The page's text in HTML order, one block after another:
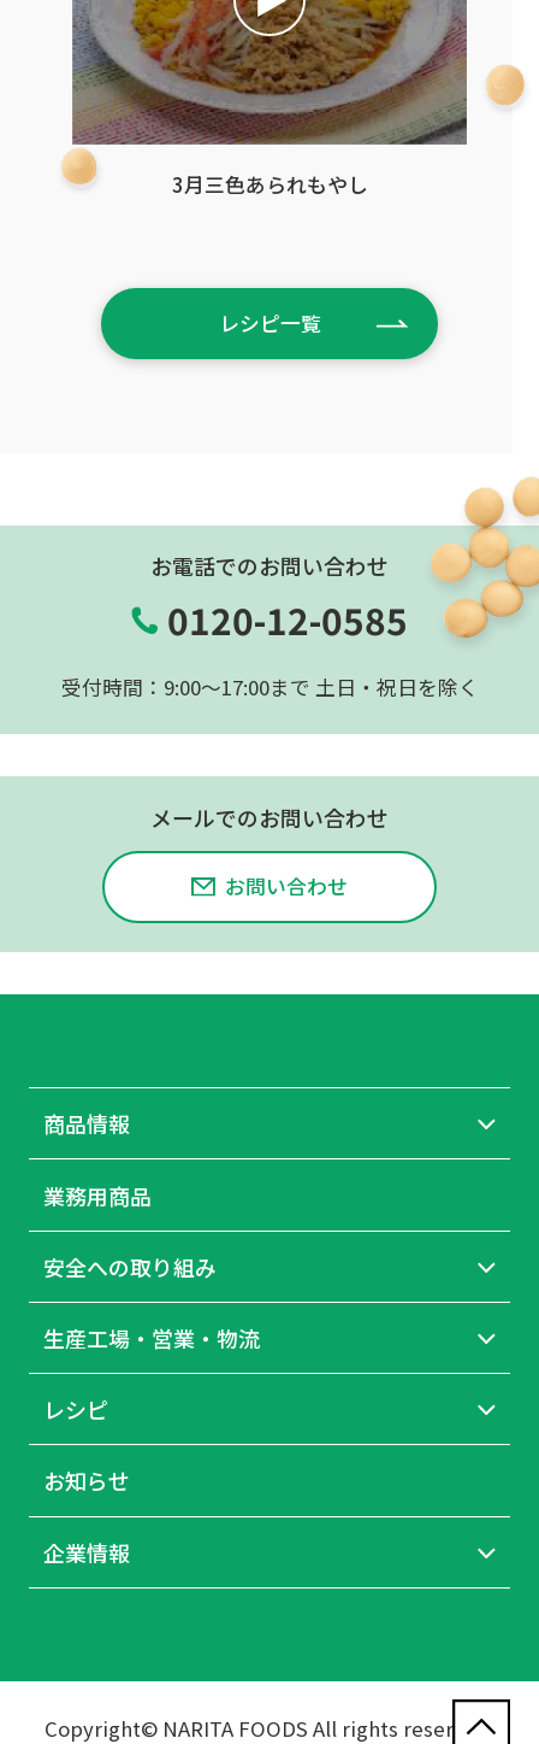
3月三色あられもやし
レシピ一覧
お電話でのお問い合わせ
0120-12-0585
受付時間：9:00〜17:00まで 土日・祝日を除く
メールでのお問い合わせ
お問い合わせ
商品情報
業務用商品
安全への取り組み
生産工場・営業・物流
レシピ
お知らせ
企業情報
Copyright© NARITA FOODS All rights reserved.